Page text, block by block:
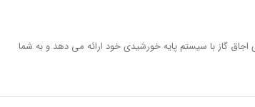
اجاق گاز با سیستم پایه خورشیدی خود ارائه می دهد و به شما